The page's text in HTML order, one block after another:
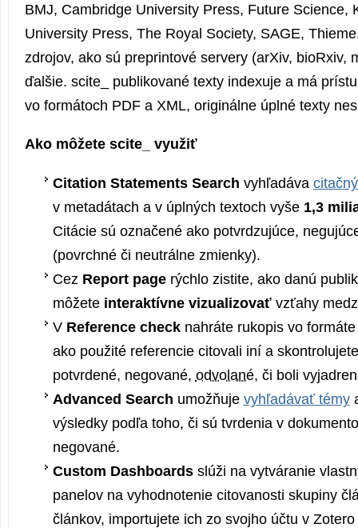
BMJ, Cambridge University Press, Future Science,
University Press, The Royal Society, SAGE,
zdrojov, ako sú preprintové servery (arXiv, bioRxiv,
ďalšie. scite_ publikované texty indexuje a má
vo formátoch PDF a XML, originálne úplné texty
Ako môžete scite_ využiť
Citation Statements Search vyhľadáva
v metadátach a v úplných textoch vyše 1,3
Citácie sú označené ako potvrdzujúce,
(povrchné či neutrálne zmienky).
Cez Report pagerýchlo zistite, ako danú
môžete interaktívne vizualizovaťvzťahy
V Reference checknahráte rukopis vo
ako použité referencie citovali iní a
potvrdené, negované, odvolané, či boli
Advanced Search umožňuje vyhľadávať témy
výsledky podľa toho, či sú tvrdenia v
negované.
Custom Dashboardsslúži na vytváranie
panelov na vyhodnotenie citovanosti skupiny
článkov, importujete ich zo svojho účtu v